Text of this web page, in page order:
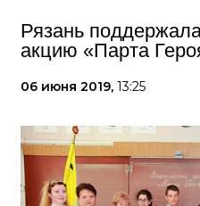
Рязань
акцию «Парта
06 июня 2019, 13:25